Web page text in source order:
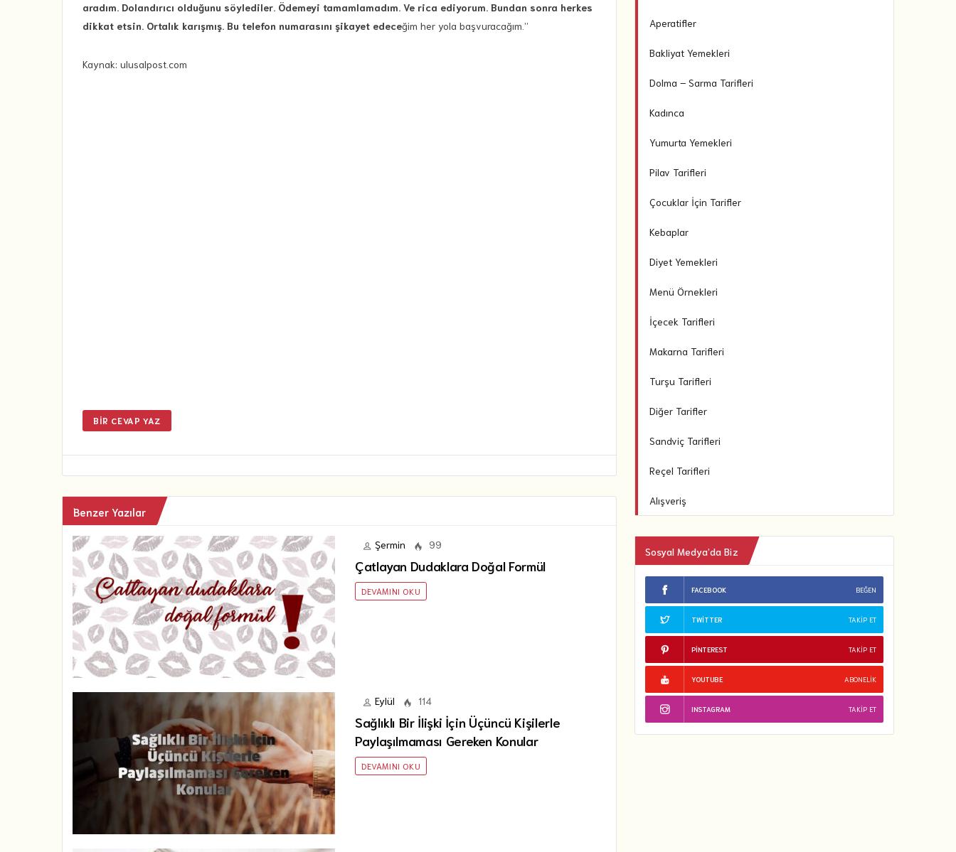
aradım. Dolandırıcı olduğunu söylediler. Ödemeyi tamamlamadım. Ve rica ediyorum. Bundan sonra herkes
dikkat etsin. Ortalık karışmış. Bu telefon numarasını şikayet edeceğim her yola başvuracağım.”
Kaynak: ulusalpost.com
BIR CEVAP YAZ
Benzer Yazılar
Şermin 99
Çatlayan Dudaklara Doğal Formül
DEVAMINI OKU
Eylül 114
Sağlıklı Bir İlişki İçin Üçüncü Kişilerle
Paylaşılmaması Gereken Konular
DEVAMINI OKU
Aperatifler
Bakliyat Yemekleri
Dolma – Sarma Tarifleri
Kadınca
Yumurta Yemekleri
Pilav Tarifleri
Çocuklar İçin Tarifler
Kebaplar
Diyet Yemekleri
Menü Örnekleri
İçecek Tarifleri
Makarna Tarifleri
Turşu Tarifleri
Diğer Tarifler
Sandviç Tarifleri
Reçel Tarifleri
Alışveriş
Sosyal Medya’da Biz
FACEBOOK BEĞEN
TWITTER TAKIP ET
PINTEREST TAKIP ET
YOUTUBE ABONELIK
INSTAGRAM TAKIP ET